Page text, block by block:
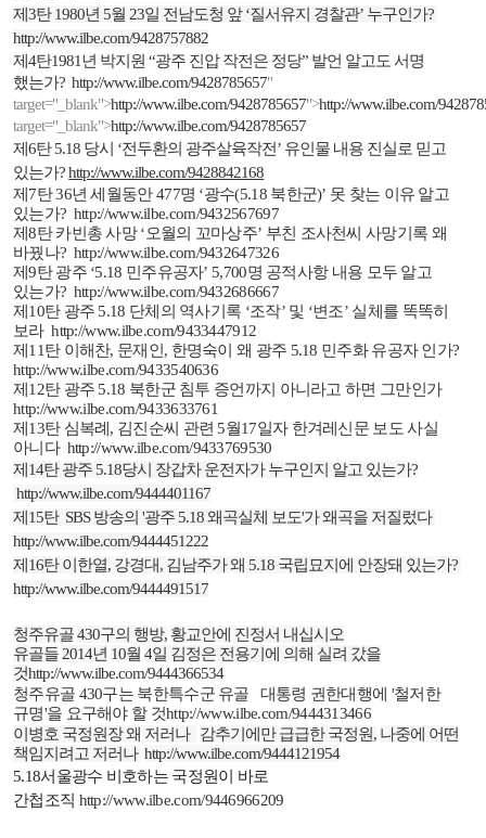
제 3탄1980년 5월 23일 전남도청 앞‘질서유지 경찰관’ 누구인가?
http://www.ilbe.com/9428757882
제 4탄1981년 박지원 “광주 진압 작전은 정당” 발언 알고도 서명
했는가? http://www.ilbe.com/9428785657"
target="_blank">http://www.ilbe.com/9428785657">http://www.ilbe.com/
target="_blank">http://www.ilbe.com/9428785657
제 6탄5.18 당시 ‘전두환의 광주살육작전’ 유인물 내용 진실로 믿고
있는가? http://www.ilbe.com/9428842168
제 7탄36년 세월동안477명 ‘광수(5.18 북한군)’ 못 찾는 이유 알고
있는가? http://www.ilbe.com/9432567697
제8탄 카빈총 사망‘오월의 꼬마상주’ 부친 조사천씨 사망기록 왜
바꿨나? http://www.ilbe.com/9432647326
제9탄 광주‘5.18 민주유공자’ 5,700명 공적사항 내용 모두 알고
있는가? http://www.ilbe.com/9432686667
제 10탄 광주 5.18 단체의 역사기록 ‘조작’ 및 ‘변조’ 실체를 똑똑히
보라 http://www.ilbe.com/9433447912
제 11탄 이해찬, 문재인 , 한명숙이 왜 광주 5.18 민주화 유공자 인가?
http://www.ilbe.com/9433540636
제 12탄 광주 5.18 북한군 침투 증언까지 아니라고 하면 그만인가
http://www.ilbe.com/9433633761
제 13탄 심복례 , 김진순씨 관련 5월17일자 한겨레신문 보도 사실
아니다 http://www.ilbe.com/9433769530
제 14탄 광주 5.18당시 장갑차 운전자가 누구인지 알고 있는가?
http://www.ilbe.com/9444401167
제 15탄 SBS방송의 '광주 5.18왜곡실체 보도'가 왜곡을 저질렀다
http://www.ilbe.com/9444451222
제 16탄 이한열, 강경대, 김남주가 왜 5.18 국립묘지에 안장돼 있는가?
http://www.ilbe.com/9444491517
청주유골430구의 행방, 황교안에 진정서 내십시오
유골들 2014년 10월 4일 김정은 전용기에 의해 실려 갔을
것http://www.ilbe.com/9444366534
청주유골 430구는 북한특수군 유골 대통령 권한대행에 '철저한
규명'을 요구해야 할 것http://www.ilbe.com/9444313466
이병호 국정원장 왜 저러나
감추기에만 급급한 국정원, 나중에 어떤
책임지려고 저러나 http://www.ilbe.com/9444121954
5.18서울광수 비호하는 국정원이 바로
간첩조직 http://www.ilbe.com/9446966209